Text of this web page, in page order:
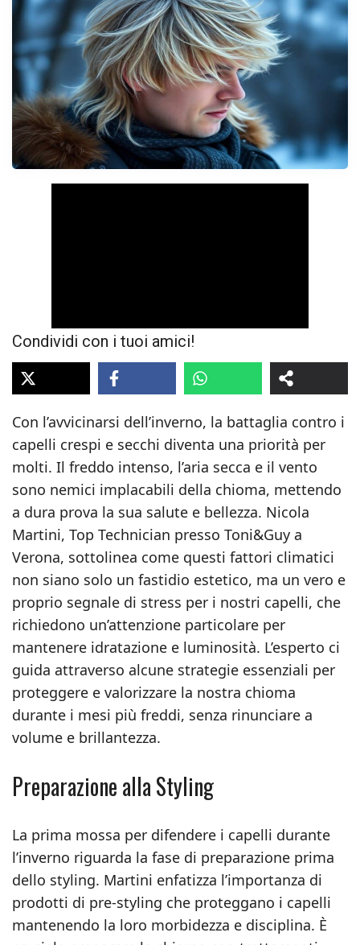
Condividi con i tuoi amici!
Con l’avvicinarsi dell’inverno, la battaglia contro i
capelli crespi e secchi diventa una priorità per
molti. Il freddo intenso, l’aria secca e il vento
sono nemici implacabili della chioma, mettendo
a dura prova la sua salute e bellezza. Nicola
Martini, Top Technician presso Toni&Guy a
Verona, sottolinea come questi fattori climatici
non siano solo un fastidio estetico, ma un vero e
proprio segnale di stress per i nostri capelli, che
richiedono un’attenzione particolare per
mantenere idratazione e luminosità. L’esperto ci
guida attraverso alcune strategie essenziali per
proteggere e valorizzare la nostra chioma
durante i mesi più freddi, senza rinunciare a
volume e brillantezza.
Preparazione alla Styling
La prima mossa per difendere i capelli durante
l’inverno riguarda la fase di preparazione prima
dello styling. Martini enfatizza l’importanza di
prodotti di pre-styling che proteggano i capelli
mantenendo la loro morbidezza e disciplina. È